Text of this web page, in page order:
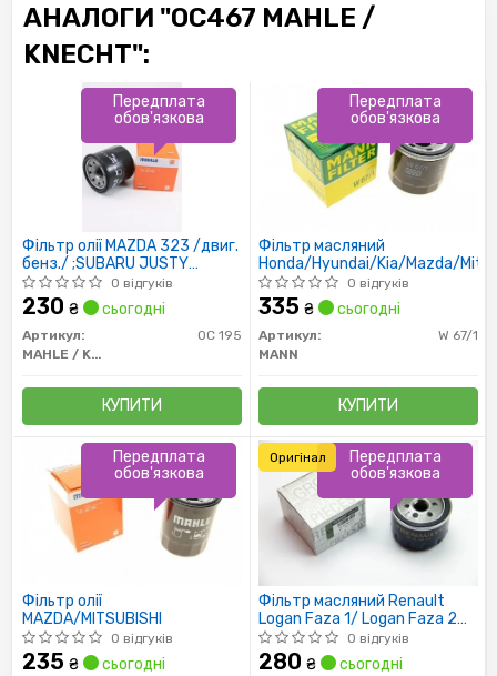
АНАЛОГИ "OC467 MAHLE /
KNECHT":
Фільтр олії MAZDA 323 /двиг.
бенз./ ;SUBARU JUSTY
H=65MM
0 відгуків
230 ₴ сьогодні
Артикул:
OC 195
MAHLE / KNECHT
КУПИТИ
Передплата
обов'язкова
Фільтр масляний
Honda/Hyundai/Kia/Mazda/
0 відгуків
335 ₴ сьогодні
Артикул:
W 67/1
MANN
КУПИТИ
Передплата
обов'язкова
Фільтр олії
MAZDA/MITSUBISHI
0 відгуків
235 ₴ сьогодні
Передплата
обов'язкова
Фільтр масляний Renault
Logan Faza 1/ Logan Faza 2
/Sandero / Duster /VAZ
Largus
0 відгуків
280 ₴ сьогодні
Передплата
обов'язкова
Оригінал